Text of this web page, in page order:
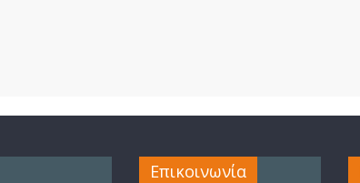
Επικοινωνία